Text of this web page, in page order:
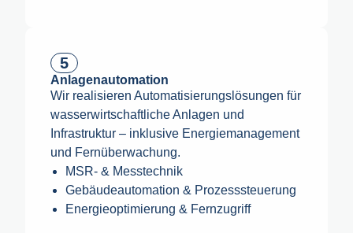
5
Anlagenautomation
Wir realisieren Automatisierungslösungen für
wasserwirtschaftliche Anlagen und
Infrastruktur – inklusive Energiemanagement
und Fernüberwachung.
MSR- & Messtechnik
Gebäudeautomation & Prozesssteuerung
Energieoptimierung & Fernzugriff